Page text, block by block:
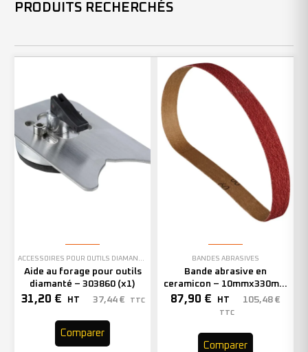
PRODUITS RECHERCHÉS
ACCESSOIRES POUR OUTILS DIAMANTÉS
Aide au forage pour outils
diamanté – 303860 (x1)
31,20 € HT 37,44 € TTC
Comparer
BANDES ABRASIVES
Bande abrasive en
ceramicon – 10mmx330mm
– Grain 40 – 333001 (x50)
87,90 € HT 105,48 €
TTC
Comparer